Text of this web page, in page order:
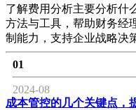
了解费用分析主要分析什
方法与工具，帮助财务经
制能力，支持企业战略决
01
2024-08
成本管控的几个关键点，